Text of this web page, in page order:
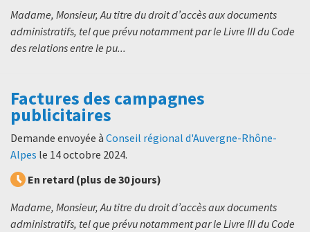
Madame, Monsieur, Au titre du droit d’accès aux documents
administratifs, tel que prévu notamment par le Livre III du Code
des relations entre le pu...
Factures des campagnes
publicitaires
Demande envoyée à Conseil régional d'Auvergne-Rhône-
Alpes le 14 octobre 2024.
En retard (plus de 30 jours)
Madame, Monsieur, Au titre du droit d’accès aux documents
administratifs, tel que prévu notamment par le Livre III du Code